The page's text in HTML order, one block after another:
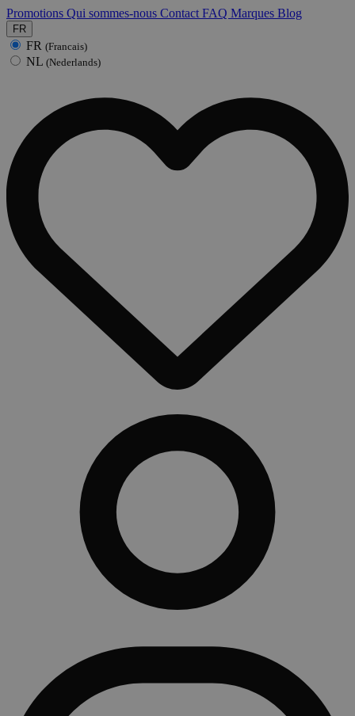
Promotions Qui sommes-nous Contact FAQ Marques Blog
FR
FR (Francais)
NL (Nederlands)